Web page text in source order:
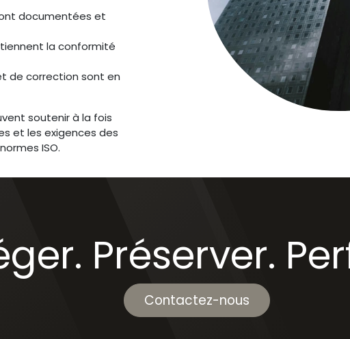
documentées et
la conformité
de correction sont en
soutenir à la fois
et les exigences des
ISO.
Préserver.
Contactez-nous